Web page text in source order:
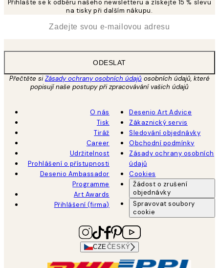
Přihlašte se k odběru našeho newsletteru a získejte 15 % slevu
na tisky při dalším nákupu.
ODESLAT
Přečtěte siZásady ochrany osobních údajů osobních údajů, které
popisují naše postupy při zpracovávání vašich údajů
O nás
Tisk
Tiráž
Career
Udržitelnost
Prohlášení o přístupnosti
Desenio Ambassador
Programme
Art Awards
Přihlášení (firma)
Desenio Art Advice
Zákaznický servis
Sledování objednávky
Obchodní podmínky
Zásady ochrany osobních
údajů
Cookies
Žádost o zrušení
objednávky
Spravovat soubory
cookie
CZEČESKÝ